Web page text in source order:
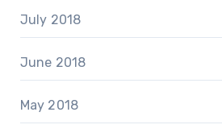
July 2018
June 2018
May 2018